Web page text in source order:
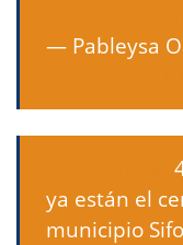
— Pableysa
ya están el
municipio